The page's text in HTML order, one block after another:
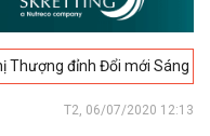
Đổi mới Sáng tạo trong
T2, 06/07/2020 12:13